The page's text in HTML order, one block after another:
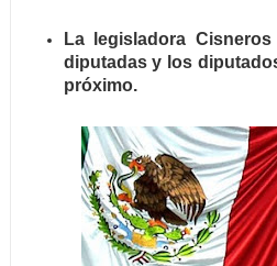
La legisladora
diputadas y los
próximo.